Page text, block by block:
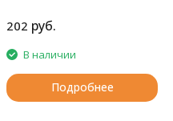
202 руб.
В наличии
Подробнее